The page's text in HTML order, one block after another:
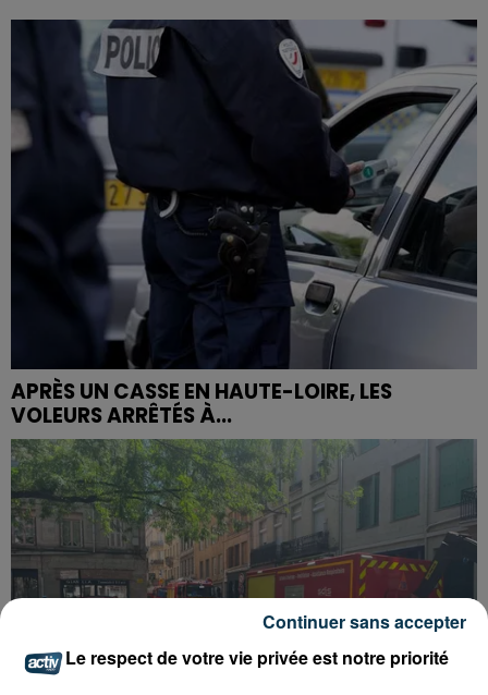
APRÈS UN CASSE EN HAUTE-LOIRE, LES
VOLEURS ARRÊTÉS À...
Le respect de votre vie privée est notre priorité
Continuer sans accepter